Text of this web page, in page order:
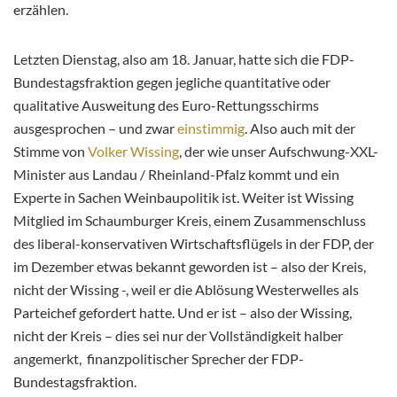
erzählen.
Letzten Dienstag, also am 18. Januar, hatte sich die FDP-
Bundestagsfraktion gegen jegliche quantitative oder
qualitative Ausweitung des Euro-Rettungsschirms
ausgesprochen – und zwareinstimmig . Also auch mit der
Stimme von Volker Wissing , der wie unser Aufschwung-XXL-
Minister aus Landau / Rheinland-Pfalz kommt und ein
Experte in Sachen Weinbaupolitik ist. Weiter ist Wissing
Mitglied im Schaumburger Kreis, einem Zusammenschluss
des liberal-konservativen Wirtschaftsflügels in der FDP, der
im Dezember etwas bekannt geworden ist – also der Kreis,
nicht der Wissing -, weil er die Ablösung Westerwelles als
Parteichef gefordert hatte. Und er ist – also der Wissing,
nicht der Kreis – dies sei nur der Vollständigkeit halber
angemerkt, finanzpolitischer Sprecher der FDP-
Bundestagsfraktion.